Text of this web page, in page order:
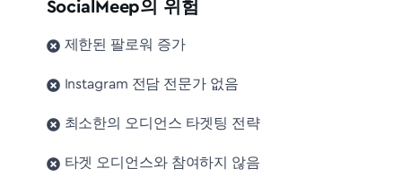
SocialMeep의 위험
제한된 팔로워 증가
Instagram 전담 전문가 없음
최소한의 오디언스 타겟팅 전략
타겟 오디언스와 참여하지 않음